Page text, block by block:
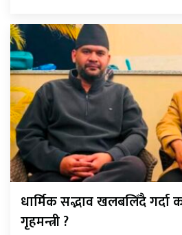
धार्मिक सद्भाव खलबलिँदै गर्दा
गृहमन्त्री ?